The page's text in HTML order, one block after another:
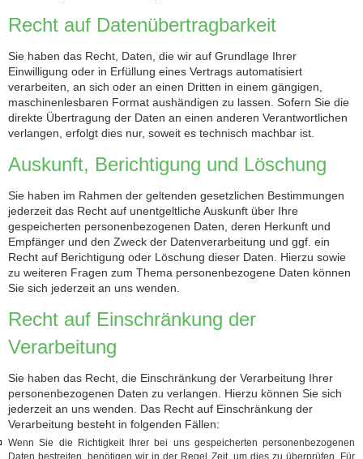
Recht auf Daten­übertrag­barkeit
Sie haben das Recht, Daten, die wir auf Grundlage Ihrer
Einwilligung oder in Erfüllung eines Vertrags automatisiert
verarbeiten, an sich oder an einen Dritten in einem gängigen,
maschinenlesbaren Format aushändigen zu lassen. Sofern Sie die
direkte Übertragung der Daten an einen anderen Verantwortlichen
verlangen, erfolgt dies nur, soweit es technisch machbar ist.
Auskunft, Berichtigung und Löschung
Sie haben im Rahmen der geltenden gesetzlichen Bestimmungen
jederzeit das Recht auf unentgeltliche Auskunft über Ihre
gespeicherten personenbezogenen Daten, deren Herkunft und
Empfänger und den Zweck der Datenverarbeitung und ggf. ein
Recht auf Berichtigung oder Löschung dieser Daten. Hierzu sowie
zu weiteren Fragen zum Thema personenbezogene Daten können
Sie sich jederzeit an uns wenden.
Recht auf Einschränkung der
Verarbeitung
Sie haben das Recht, die Einschränkung der Verarbeitung Ihrer
personenbezogenen Daten zu verlangen. Hierzu können Sie sich
jederzeit an uns wenden. Das Recht auf Einschränkung der
Verarbeitung besteht in folgenden Fällen:
Wenn Sie die Richtigkeit Ihrer bei uns gespeicherten personenbezogenen
Daten bestreiten, benötigen wir in der Regel Zeit, um dies zu überprüfen. Für